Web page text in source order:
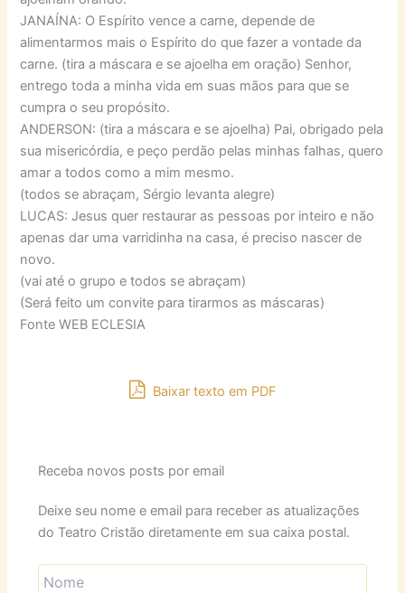
JANAÍNA: O Espírito vence a carne, depende de
alimentarmos mais o Espírito do que fazer a vontade da
carne. (tira a máscara e se ajoelha em oração) Senhor,
entrego toda a minha vida em suas mãos para que se
cumpra o seu propósito.
ANDERSON: (tira a máscara e se ajoelha) Pai, obrigado pela
sua misericórdia, e peço perdão pelas minhas falhas, quero
amar a todos como a mim mesmo.
(todos se abraçam, Sérgio levanta alegre)
LUCAS: Jesus quer restaurar as pessoas por inteiro e não
apenas dar uma varridinha na casa, é preciso nascer de
novo.
(vai até o grupo e todos se abraçam)
(Será feito um convite para tirarmos as máscaras)
Fonte WEB ECLESIA
Baixar texto em PDF
Receba novos posts por email
Deixe seu nome e email para receber as atualizações
do Teatro Cristão diretamente em sua caixa postal.